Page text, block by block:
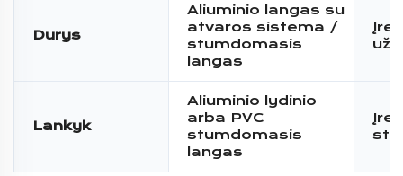
Durys
Aliuminio langas su
atvaros sistema /
stumdomasis
langas
Lankyk
Aliuminio lydinio
arba PVC
stumdomasis
langas